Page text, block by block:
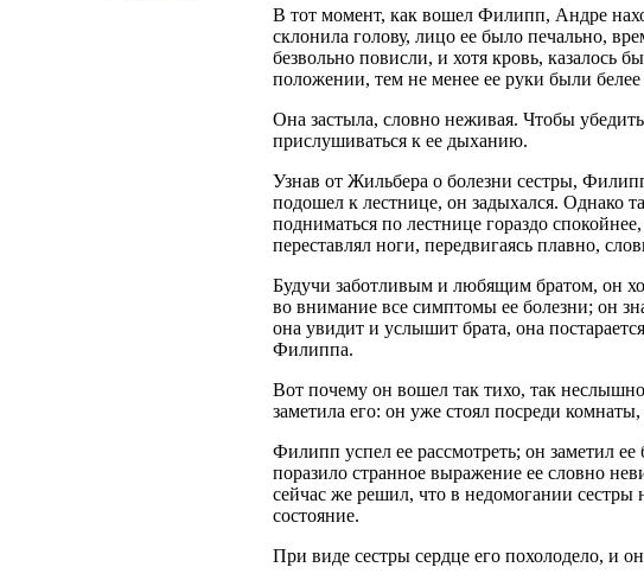
В тот момент, как вошел Филипп, Андре
склонила голову, лицо ее было печально,
безвольно повисли, и хотя кровь, казалось
положении, тем не менее ее руки были белее
Она застыла, словно неживая. Чтобы
прислушиваться к ее дыханию.
Узнав от Жильбера о болезни сестры,
подошел к лестнице, он задыхался. Однако
подниматься по лестнице гораздо
переставлял ноги, передвигаясь плавно,
Будучи заботливым и любящим братом, он
во внимание все симптомы ее болезни; он
она увидит и услышит брата, она
Филиппа.
Вот почему он вошел так тихо, так
заметила его: он уже стоял посреди
Филипп успел ее рассмотреть; он заметил ее
поразило странное выражение ее словно
сейчас же решил, что в недомогании
состояние.
При виде сестры сердце его похолодело, и